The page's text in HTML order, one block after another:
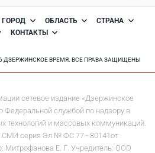
ГОРОД ОБЛАСТЬ
СТРАНА
КОНТАКТЫ
ДЗЕРЖИНСКОЕ ВРЕМЯ. ВСЕ ПРАВА ЗАЩИЩЕНЫ
сетевое издание «Дзержинское
Федеральной службой по надзору в
технологий и массовых коммуникаций.
СМИ серия Эл № ФС 77 - 80141от
Митрофанова Е. Г. Учредитель: ООО